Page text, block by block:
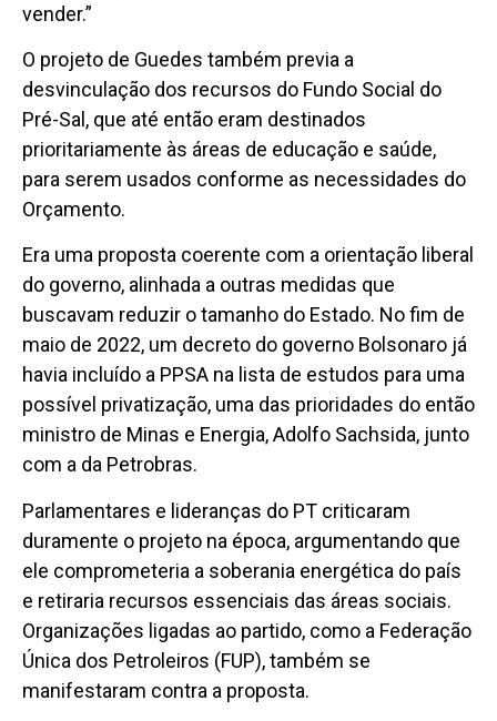
vender.”
O projeto de Guedes também previa a
desvinculação dos recursos do Fundo Social do
Pré-Sal, que até então eram destinados
prioritariamente às áreas de educação e saúde,
para serem usados conforme as necessidades do
Orçamento.
Era uma proposta coerente com a orientação liberal
do governo, alinhada a outras medidas que
buscavam reduzir o tamanho do Estado. No fim de
maio de 2022, um decreto do governo Bolsonaro já
havia incluído a PPSA na lista de estudos para uma
possível privatização, uma das prioridades do então
ministro de Minas e Energia, Adolfo Sachsida, junto
com a da Petrobras.
Parlamentares e lideranças do PT criticaram
duramente o projeto na época, argumentando que
ele comprometeria a soberania energética do país
e retiraria recursos essenciais das áreas sociais.
Organizações ligadas ao partido, como a Federação
Única dos Petroleiros (FUP), também se
manifestaram contra a proposta.